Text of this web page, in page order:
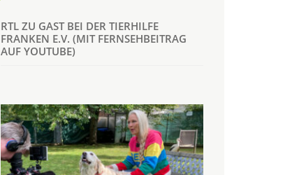
RTL ZU GAST BEI DER TIERHILFE
FRANKEN E.V. (MIT FERNSEHBEITRAG
AUF YOUTUBE)